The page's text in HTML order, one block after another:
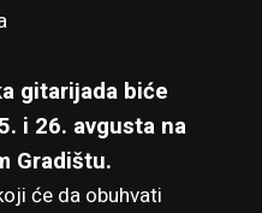
gitarijada biće
i 26. avgusta na
Gradištu.
će da obuhvati